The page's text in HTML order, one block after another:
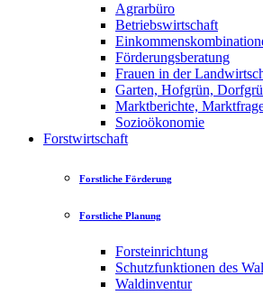
Agrarbüro
Betriebswirtschaft
Förderungsberatung
Frauen in der
Garten, Hofgrün,
Marktberichte,
Sozioökonomie
Forstwirtschaft
Forstliche Förderung
Forstliche Planung
Forsteinrichtung
Schutzfunktionen des
Waldinventur